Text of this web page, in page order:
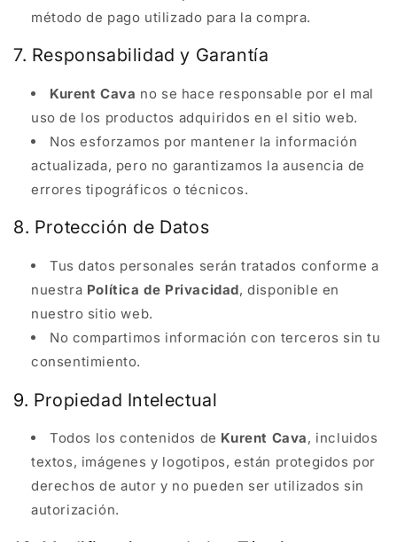
método de pago utilizado para la compra.
7. Responsabilidad y Garantía
Kurent Cava no se hace responsable por el mal
uso de los productos adquiridos en el sitio web.
Nos esforzamos por mantener la información
actualizada, pero no garantizamos la ausencia de
errores tipográficos o técnicos.
8. Protección de Datos
Tus datos personales serán tratados conforme a
nuestra Política de Privacidad, disponible en
nuestro sitio web.
No compartimos información con terceros sin tu
consentimiento.
9. Propiedad Intelectual
Todos los contenidos de Kurent Cava, incluidos
textos, imágenes y logotipos, están protegidos por
derechos de autor y no pueden ser utilizados sin
autorización.